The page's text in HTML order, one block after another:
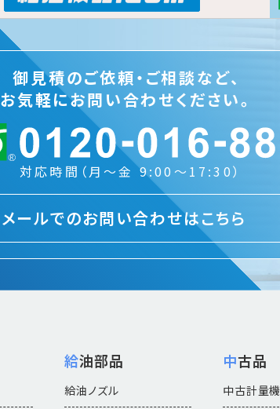
御見積のご依頼・ご相談など、
お気軽にお問い合わせください。
対応時間（月～金 9:00～17:30）
メールでのお問い合わせはこちら
給油部品
給油ノズル
中古品
中古計量機